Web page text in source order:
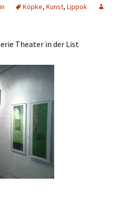
Köpke, Kunst, Lippok
Theater in der List